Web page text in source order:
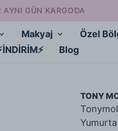
GÜN KARGODA
Makyaj
Özel
Blog
TONY